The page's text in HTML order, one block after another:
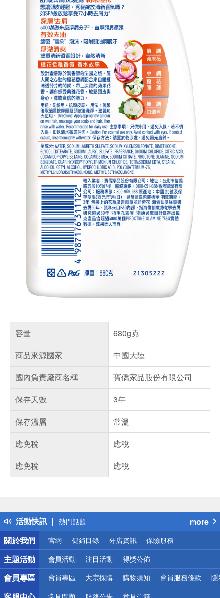
容量
680g克
商品來源國家
中國大陸
國內負責廠商名稱
寶僑家品股份有限公司
保存天數
3年
保存溫層
常溫
應免稅
應稅
應免稅
應稅
活動快訊
得獎公告
熱門話題
銀行優惠
偏遠地區配送
詐騙網頁！請小心！
more
關於我們
官網 促銷目錄 分店資訊 保險服務
主題活動 會員活動 注目活動 得獎公佈
會員專區 會員專區 大宗採購 購物須知 會員服務條款 隱